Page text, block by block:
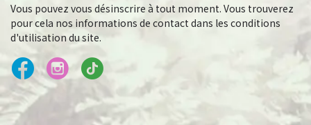
Vous pouvez vous désinscrire à tout moment. Vous trouverez
pour cela nos informations de contact dans les conditions
d'utilisation du site.